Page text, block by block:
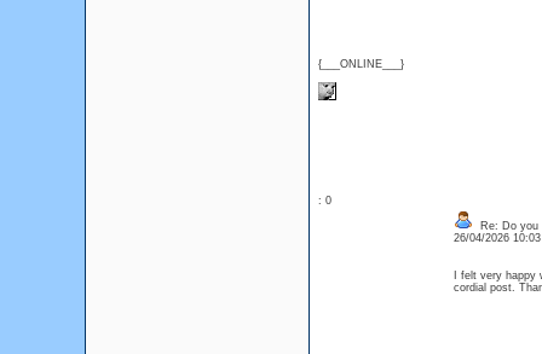
{___ONLINE___}
: 0
Re: Do you
26/04/2026
I felt very
cordial post.